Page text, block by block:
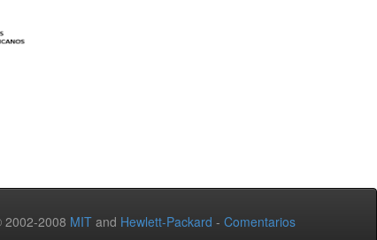
2002-2008 MIT and Hewlett-Packard - Comentarios